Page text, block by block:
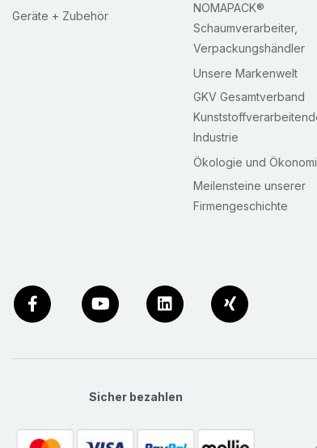
Geräte + Zubehör
NOMAPACK®
Schaumverarbeiter,
Verpackungshändler
Unsere Markenwelt
GKV Gesamtverband
Industrie
Ökologie und
Meilensteine unserer
Firmengeschichte
Sicher bezahlen